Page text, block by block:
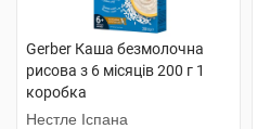
Gerber Каша безмолочна
рисова з 6 місяців 200 г 1
коробка
Нестле Іспана